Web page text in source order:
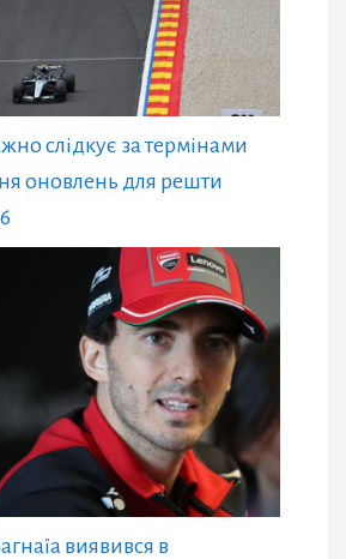
слідкує за термінами
оновлень для решти
виявився в